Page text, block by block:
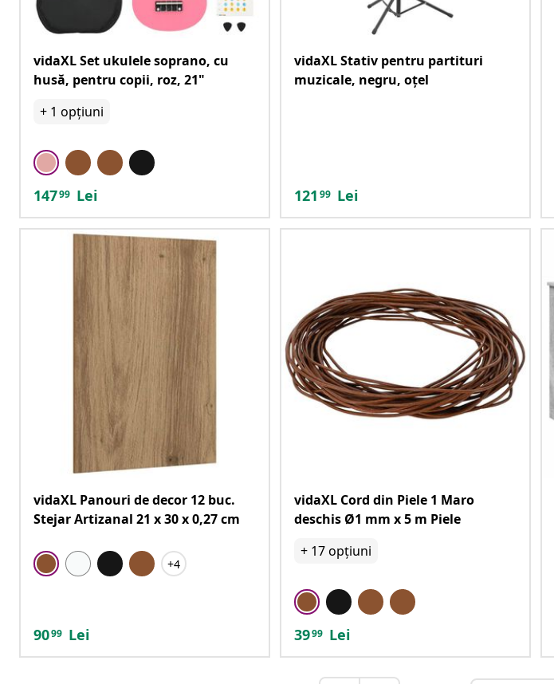
vidaXL Set ukulele soprano, cu
husă, pentru copii, roz, 21"
+ 1 opțiuni
14799 Lei
vidaXL Stativ pentru partituri
muzicale, negru, oțel
121 99 Lei
vidaXL Panouri de decor 12 buc.
Stejar Artizanal 21 x 30 x 0,27 cm
+4
9099 Lei
vidaXL Cord din Piele 1 Maro
deschis Ø1 mm x 5 m Piele
+ 17opțiuni
3999 Lei